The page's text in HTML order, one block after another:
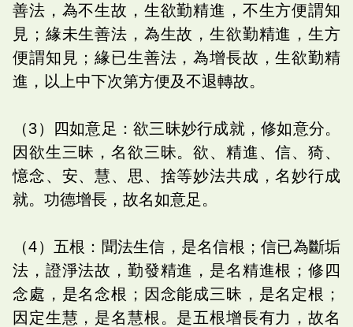
善法，為不生故，生欲勤精進，不生方便謂知
見；緣未生善法，為生故，生欲勤精進，生方
便謂知見；緣已生善法，為增長故，生欲勤精
進，以上中下次第方便及不退轉故。
（3）四如意足：欲三昧妙行成就，修如意分。
因欲生三昧，名欲三昧。欲、精進、信、猗、
憶念、安、慧、思、捨等妙法共成，名妙行成
就。功德增長，故名如意足。
（4）五根：聞法生信，是名信根；信已為斷垢
法，證淨法故，勤發精進，是名精進根；修四
念處，是名念根；因念能成三昧，是名定根；
因定生慧，是名慧根。是五根增長有力，故名